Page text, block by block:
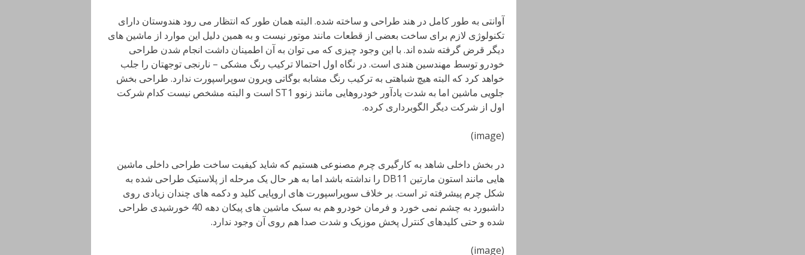
آوانتی به طور کامل در هند طراحی و ساخته شده. البته همان طور که انتظار می رود هندوستان دارای
تکنولوژی لازم برای ساخت بعضی از قطعات مانند موتور نیست و به همین دلیل این موارد از ماشین های
دیگر قرض گرفته شده اند. با این وجود چیزی که می توان به آن اطمینان داشت انجام شدن طراحی
خودرو توسط مهندسین هندی است. در نگاه اول احتمالا ترکیب رنگ مشکی – نارنجی توجهتان را جلب
خواهد کرد که البته هیچ شباهتی به ترکیب رنگ مشابه بوگاتی ویرون سوپراسپورت ندارد. طراحی بخش
جلویی ماشین اما به شدت یادآور خودروهایی مانند زنوو ST1 است و البته مشخص نیست کدام شرکت
اول از شرکت دیگر الگوبرداری کرده.
(image)
در بخش داخلی شاهد به کارگیری چرم مصنوعی هستیم که شاید کیفیت ساخت طراحی داخلی ماشین
هایی مانند استون مارتین DB11 را نداشته باشد اما به هر حال یک مرحله از پلاستیک طراحی شده به
شکل چرم پیشرفته تر است. بر خلاف سوپراسپورت های اروپایی کلید و دکمه های چندان زیادی روی
داشبورد به چشم نمی خورد و فرمان خودرو هم به سبک ماشین های پیکان دهه 40 خورشیدی طراحی
شده و حتی کلیدهای کنترل پخش موزیک و شدت صدا هم روی آن وجود ندارد.
(image)